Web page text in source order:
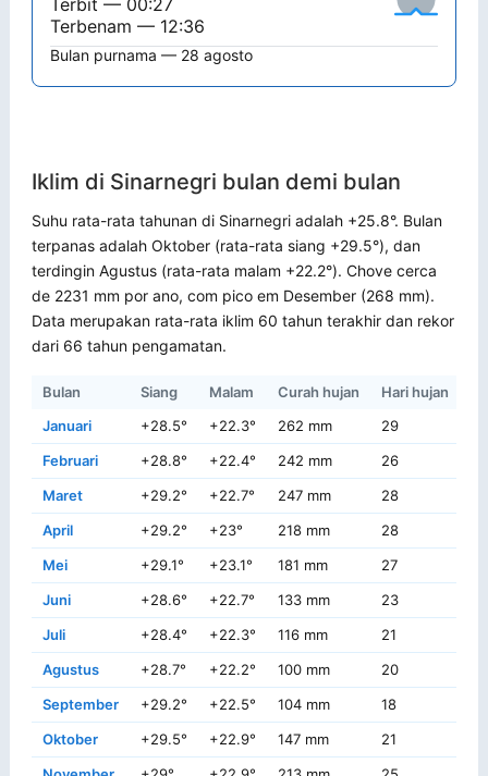
Terbit — 00:27
Terbenam — 12:36
Bulan purnama — 28 agosto
Iklim di Sinarnegri bulan demi bulan
Suhu rata-rata tahunan di Sinarnegri adalah +25.8°. Bulan
terpanas adalah Oktober (rata-rata siang +29.5°), dan
terdingin Agustus (rata-rata malam +22.2°). Chove cerca
de 2231 mm por ano, com pico em Desember (268 mm).
Data merupakan rata-rata iklim 60 tahun terakhir dan rekor
dari 66 tahun pengamatan.
Bulan Siang Malam Curah hujan Hari hujan
Januari
+28.5° +22.3° 262 mm 29
Februari
+28.8° +22.4° 242 mm 26
Maret
+29.2° +22.7° 247 mm 28
April
+29.2° +23° 218 mm 28
Mei
+29.1° +23.1° 181 mm 27
Juni
+28.6° +22.7° 133 mm 23
Juli
+28.4° +22.3° 116 mm 21
Agustus
+28.7° +22.2° 100 mm 20
September
+29.2° +22.5° 104 mm 18
Oktober
+29.5° +22.9° 147 mm 21